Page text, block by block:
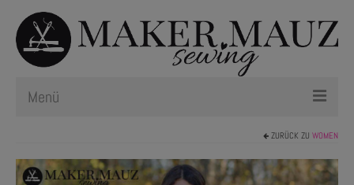
Menü
Plotterdateien
ZURÜCK ZU WOMEN